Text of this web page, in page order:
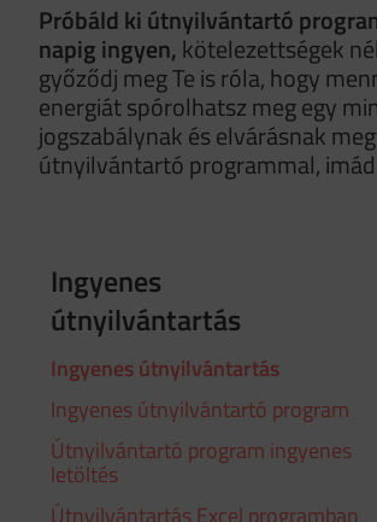
Próbáld ki útnyilvántartó
napig ingyen,kötelezettségek
győződj meg Te is róla, hogy
energiát spórolhatsz meg egy
jogszabálynak és elvárásnak
útnyilvántartó programmal,
Ingyenes
útnyilvántartás
Ingyenes útnyilvántartás
Ingyenes útnyilvántartó program
Útnyilvántartó program ingyenes
letöltés
Útnyilvántartás Excel programban